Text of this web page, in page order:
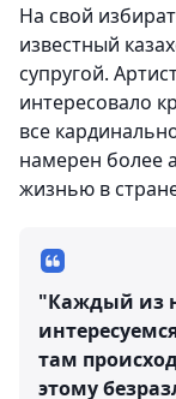
На свой
известный
супругой.
интересовало
все
намерен более
жизнью в
"Каждый из
там
этому